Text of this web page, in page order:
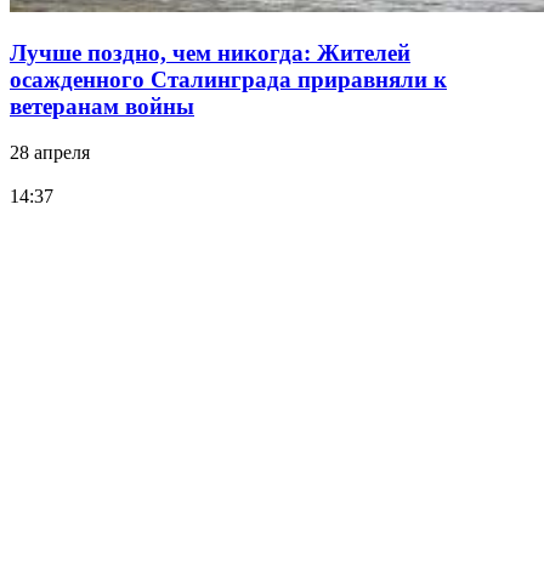
Лучше поздно, чем никогда: Жителей
осажденного Сталинграда приравняли к
ветеранам войны
28 апреля
14:37